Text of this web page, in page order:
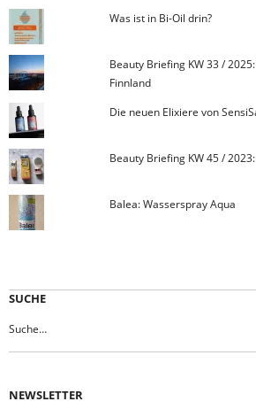
Was ist in Bi-Oil drin?
Beauty Briefing KW 33 /
Finnland
Die neuen Elixiere von
Beauty Briefing KW 45 /
Balea: Wasserspray Aqua
SUCHE
NEWSLETTER